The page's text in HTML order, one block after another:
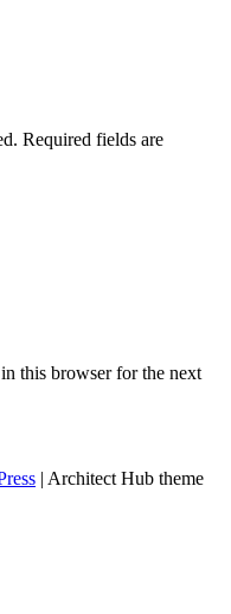
Required fields are
this browser for the next
| Architect Hub theme